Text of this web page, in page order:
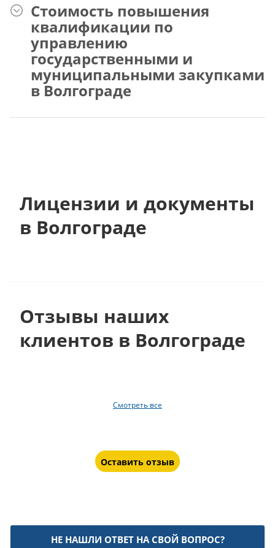
Стоимость повышения
квалификации по
управлению
государственными и
муниципальными закупками
в Волгограде
Лицензии и документы
в Волгограде
Отзывы наших
клиентов в Волгограде
Смотреть все
Оставить отзыв
НЕ НАШЛИ ОТВЕТ НА СВОЙ ВОПРОС?